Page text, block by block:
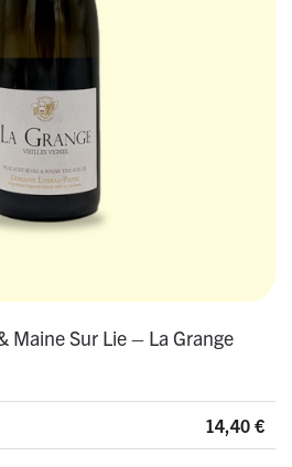
Maine Sur Lie – La Grange
14,40 €